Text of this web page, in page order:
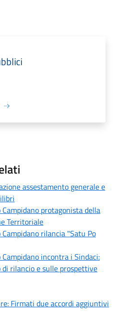
assestamento generale e
protagonista della
Territoriale
rilancia "Satu Po
incontra i Sindaci:
rilancio e sulle prospettive
Firmati due accordi aggiuntivi